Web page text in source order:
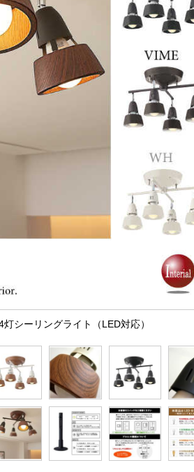
シーリングライト（LED対応）